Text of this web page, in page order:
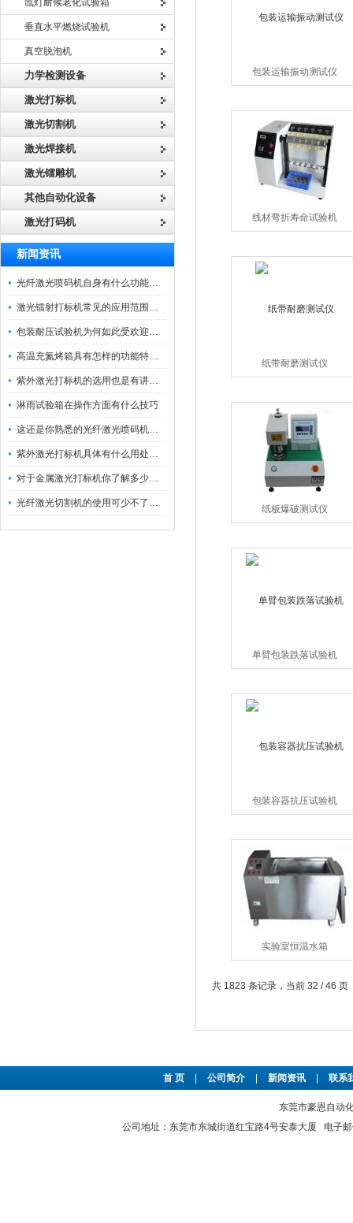
氙灯耐候老化试验箱
垂直水平燃烧试验机
真空脱泡机
力学检测设备
激光打标机
激光切割机
激光焊接机
激光镭雕机
其他自动化设备
激光打码机
新闻资讯
光纤激光喷码机自身有什么功能？不妨看看下文
激光镭射打标机常见的应用范围如下
包装耐压试验机为何如此受欢迎呢？
高温充氮烤箱具有怎样的功能特点呢？
紫外激光打标机的选用也是有讲究的
淋雨试验箱在操作方面有什么技巧
这还是你熟悉的光纤激光喷码机吗？
紫外激光打标机具体有什么用处呢？
对于金属激光打标机你了解多少呢？
光纤激光切割机的使用可少不了以下步骤
包装运输振动测试仪
线材弯折寿命试验机
纸带耐磨测试仪
纸板爆破测试仪
单臂包装跌落试验机
包装容器抗压试验机
实验室恒温水箱
共 1823 条记录，当前 32 / 46 页
首 页 公司简介 新闻资讯 联系
东莞市豪恩自动
公司地址：东莞市东城街道红宝路4号安泰大厦 电子